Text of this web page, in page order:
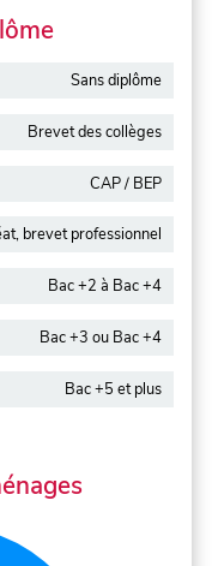
Sans diplôme
Brevet des collèges
CAP / BEP
brevet professionnel
Bac +2 à Bac +4
Bac +3 ou Bac +4
Bac +5 et plus